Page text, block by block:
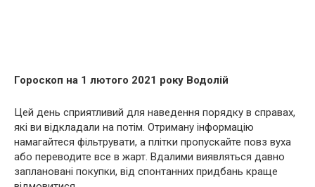
Гороскоп на 1 лютого 2021 року Водолій
Цей день сприятливий для наведення порядку в справах,
які ви відкладали на потім. Отриману інформацію
намагайтеся фільтрувати, а плітки пропускайте повз вуха
або переводите все в жарт. Вдалими виявляться давно
заплановані покупки, від спонтанних придбань краще